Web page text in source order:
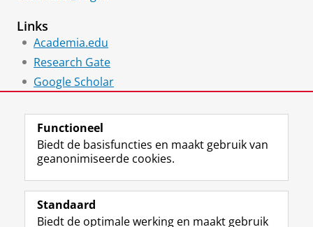
Links
Academia.edu
Research Gate
Google Scholar
Volg de RUG
F
a
L
i
R
S
I
n
Y
o
Functioneel
Biedt de basisfuncties en maakt gebruik van
geanonimiseerde cookies.
Standaard
Biedt de optimale werking en maakt gebruik